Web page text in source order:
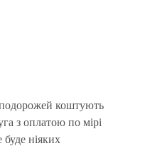
коштують
з оплатою по мірі
буде ніяких